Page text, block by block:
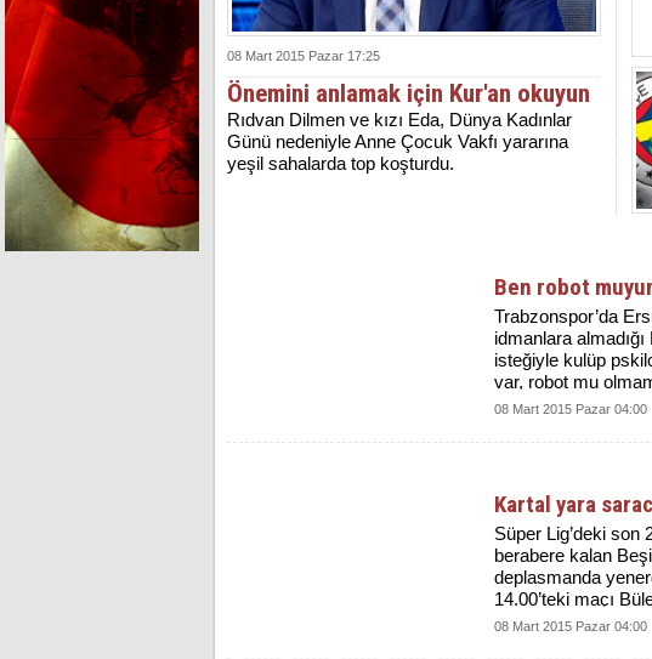
08 Mart 2015 Pazar 17:25
Önemini anlamak için Kur'an okuyun
Rıdvan Dilmen ve kızı Eda, Dünya Kadınlar
Günü nedeniyle Anne Çocuk Vakfı yararına
yeşil sahalarda top koşturdu.
Ben robot
Trabzonspor’da
idmanlara
isteğiyle kulüp
var, robot mu
08 Mart 2015 Pazar 04:00
Kartal yara
Süper Lig’deki son
berabere kalan
deplasmanda
14.00’teki maçı
08 Mart 2015 Pazar 04:00